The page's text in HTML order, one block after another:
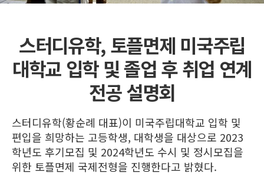
스터디유학, 토플면제 미국주립
대학교 입학 및 졸업 후 취업 연계
전공 설명회
스터디유학(황순례 대표)이 미국주립대학교 입학 및
편입을 희망하는 고등학생, 대학생을 대상으로 2023
학년도 후기모집 및 2024학년도 수시 및 정시모집을
위한 토플면제 국제전형을 진행한다고 밝혔다.